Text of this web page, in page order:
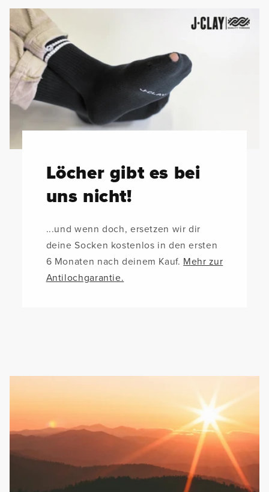
Löcher gibt es bei
uns nicht!
...und wenn doch, ersetzen wir dir
deine Socken kostenlos in den ersten
6 Monaten nach deinem Kauf. Mehr zur
Antilochgarantie.